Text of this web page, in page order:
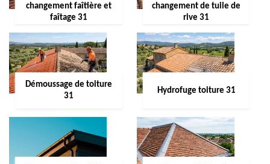
changement faîtière et
faîtage 31
changement de tuile de
rive 31
Démoussage de toiture
31
Hydrofuge toiture 31